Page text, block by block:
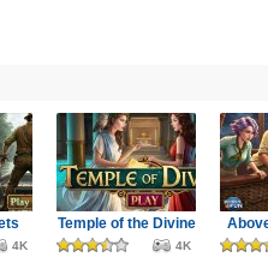
4K
Temple of the Divine
4K